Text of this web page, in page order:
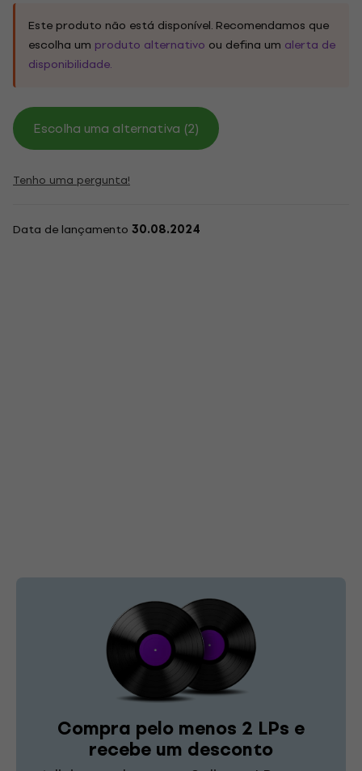
Este produto não está disponível. Recomendamos que
escolha um produto alternativo ou defina um alerta de
disponibilidade.
Escolha uma alternativa (2)
Tenho uma pergunta!
Data de lançamento 30.08.2024
Compra pelo menos 2 LPs e
recebe um desconto